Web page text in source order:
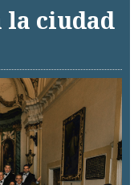
la ciudad